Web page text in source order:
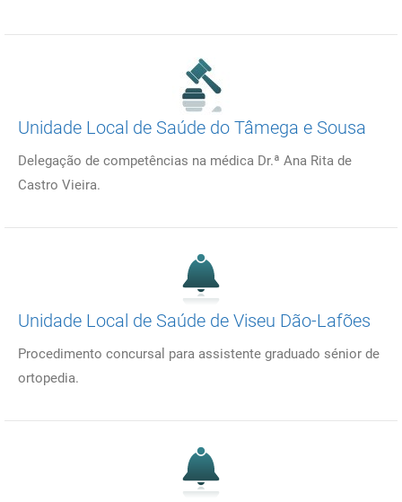
Unidade Local de Saúde do Tâmega e Sousa
Delegação de competências na médica Dr.ª Ana Rita de
Castro Vieira.
Unidade Local de Saúde de Viseu Dão-Lafões
Procedimento concursal para assistente graduado sénior de
ortopedia.